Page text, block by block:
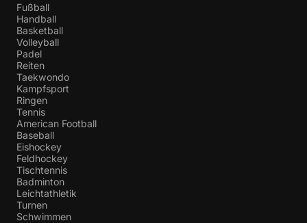
Fußball
Handball
Basketball
Volleyball
Padel
Reiten
Taekwondo
Kampfsport
Ringen
Tennis
American Football
Baseball
Eishockey
Feldhockey
Tischtennis
Badminton
Leichtathletik
Turnen
Schwimmen